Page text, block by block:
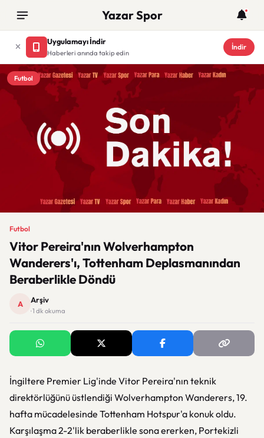
Yazar Spor
Uygulamayı İndir
Haberleri anında takip edin
İndir
Futbol
Futbol
Vitor Pereira'nın Wolverhampton
Wanderers'ı, Tottenham Deplasmanından
Beraberlikle Döndü
A Arşiv
· 1 dk okuma
İngiltere Premier Lig'inde Vitor Pereira'nın teknik
direktörlüğünü üstlendiği Wolverhampton Wanderers, 19.
hafta mücadelesinde Tottenham Hotspur'a konuk oldu.
Karşılaşma 2-2'lik beraberlikle sona ererken, Portekizli